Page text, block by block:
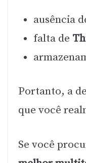
ausência
falta de
Portanto, a
que você
Se você